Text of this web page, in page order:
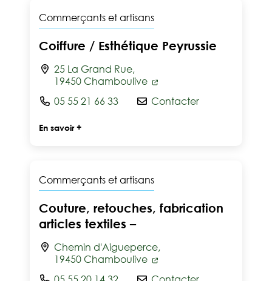
Commerçants et artisans
Coiffure / Esthétique Peyrussie
25 La Grand Rue,
19450 Chamboulive
05 55 21 66 33
Contacter
En savoir +
Commerçants et artisans
Couture, retouches, fabrication
articles textiles –
Chemin d'Aigueperce,
19450 Chamboulive